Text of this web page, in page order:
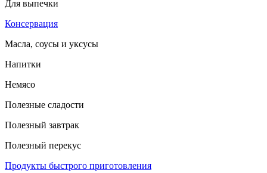
Для выпечки
Консервация
Масла, соусы и уксусы
Напитки
Немясо
Полезные сладости
Полезный завтрак
Полезный перекус
Продукты быстрого приготовления